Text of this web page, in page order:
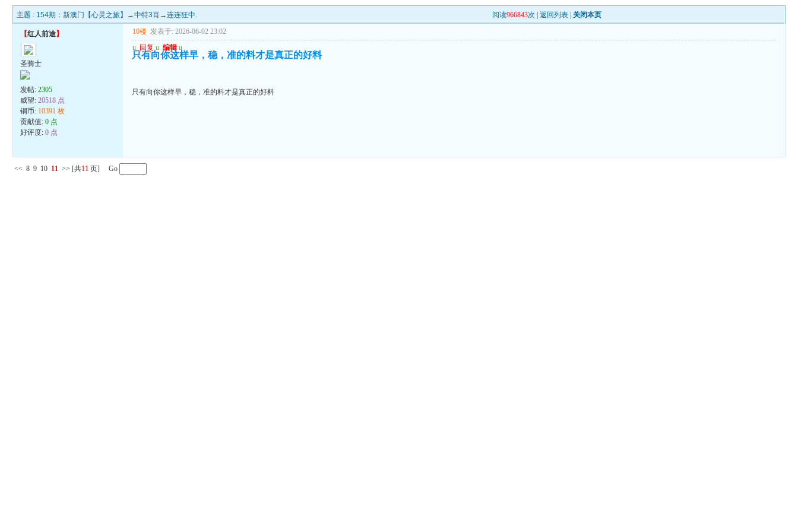
主题 : 154期：新澳门【心灵之旅】→中特3肖→连连狂中. 阅读966843次 |返回列表 关闭本页
【红人前途】
圣骑士
发帖:2305
威望:20518 点
铜币: 10391 枚
贡献值:0 点
好评度:0 点
10楼 发表于: 2026-06-02 23:02
u 回复 u 编辑 u
只有向你这样早，稳，准的料才是真正的好料
只有向你这样早，稳，准的料才是真正的好料
<< 8 9 10 11 >> [共11 页] Go